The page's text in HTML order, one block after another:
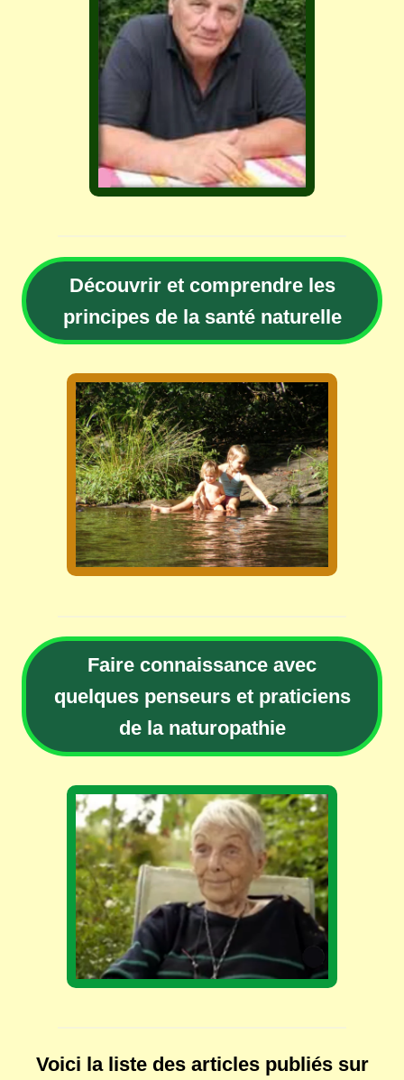
Découvrir et comprendre les
principes de la santé naturelle
Faire connaissance avec
quelques penseurs et praticiens
de la naturopathie
Voici la liste des articles publiés sur